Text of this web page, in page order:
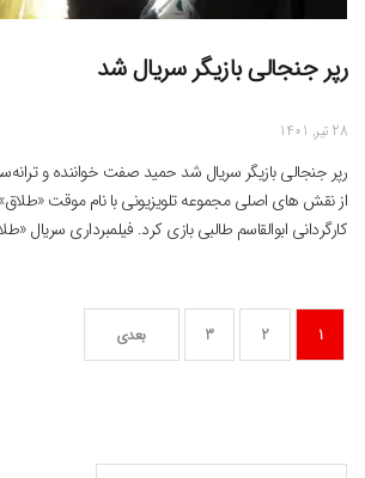
رپر جنجالی بازیگر سریال شد
28 تیر, 1401
رپر جنجالی بازیگر سریال شد حمید صفت خواننده و
از نقش های اصلی مجموعه تلویزیونی با نام موقت
کارگردانی ابوالقاسم طالبی بازی کرد. فیلمبرداری سریال
1
2
3 بعدی